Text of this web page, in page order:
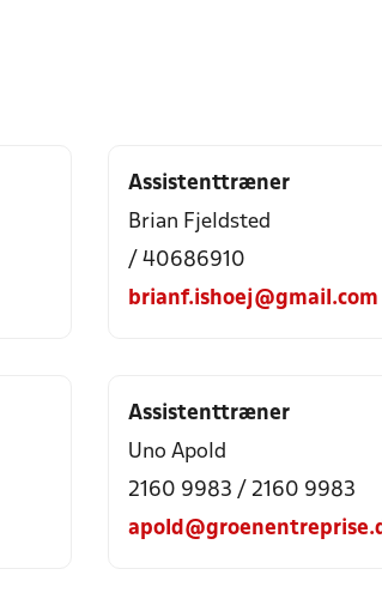
Assistenttræner
Brian Fjeldsted
/ 40686910
brianf.ishoej@gmail.com
Assistenttræner
Uno Apold
2160 9983 / 2160 9983